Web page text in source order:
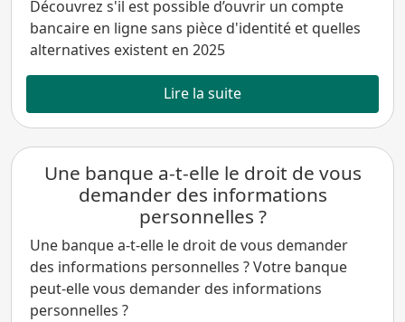
Découvrez s'il est possible d’ouvrir un compte
bancaire en ligne sans pièce d'identité et quelles
alternatives existent en 2025
Lire la suite
Une banque a-t-elle le droit de vous
demander des informations
personnelles ?
Une banque a-t-elle le droit de vous demander
des informations personnelles ? Votre banque
peut-elle vous demander des informations
personnelles ?